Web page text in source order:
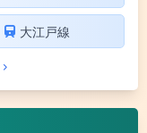
大江戸線